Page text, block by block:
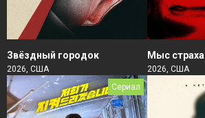
Звёздный городок
2026, США
Мыс страха
2026, США
Сериал